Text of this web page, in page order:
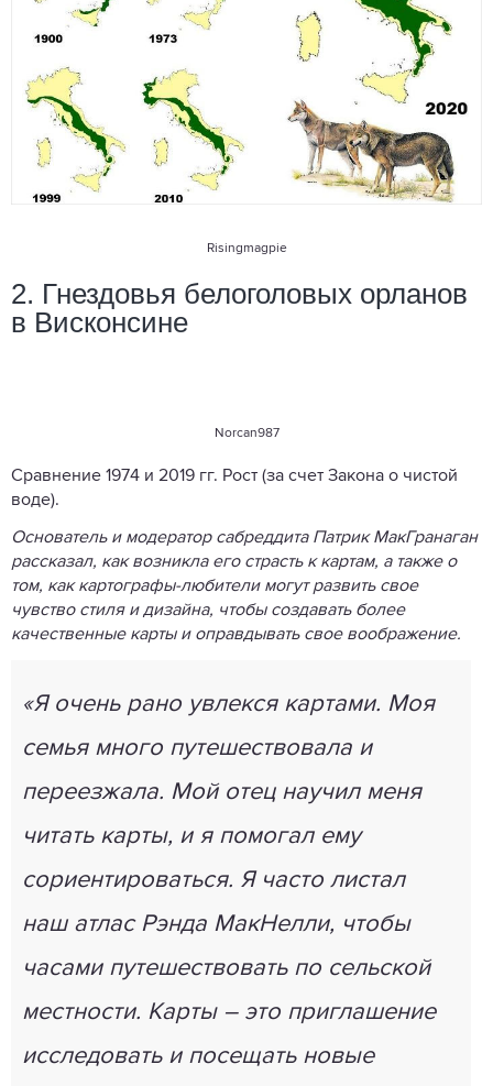
Risingmagpie
2. Гнездовья белоголовых орланов
в Висконсине
Norcan987
Сравнение 1974 и 2019 гг. Рост (за счет Закона о чистой
воде).
Основатель и модератор сабреддита Патрик МакГранаган
рассказал, как возникла его страсть к картам, а также о
том, как картографы-любители могут развить свое
чувство стиля и дизайна, чтобы создавать более
качественные карты и оправдывать свое воображение.
«Я очень рано увлекся картами. Моя
семья много путешествовала и
переезжала. Мой отец научил меня
читать карты, и я помогал ему
сориентироваться. Я часто листал
наш атлас Рэнда МакНелли, чтобы
часами путешествовать по сельской
местности. Карты – это приглашение
исследовать и посещать новые